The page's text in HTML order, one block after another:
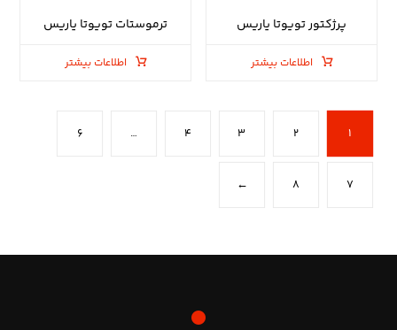
پرژکتور تویوتا یاریس
اطلاعات بیشتر
ترموستات تویوتا یاریس
اطلاعات بیشتر
۱ ۲ ۳ ۴ … ۶
۷ ۸ ←